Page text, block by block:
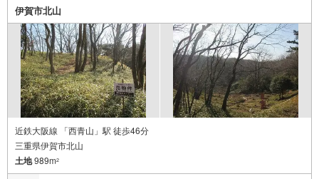
伊賀市北山
近鉄大阪線 「西青山」駅 徒歩46分
三重県伊賀市北山
土地989m2